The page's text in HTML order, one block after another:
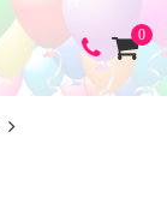
в
0